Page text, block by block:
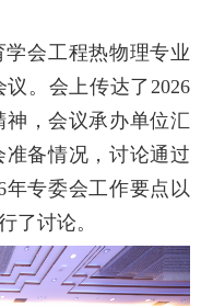
会工程热物理专业
。会上传达了2026
，会议承办单位汇
准备情况，讨论通过
年专委会工作要点以
了讨论。